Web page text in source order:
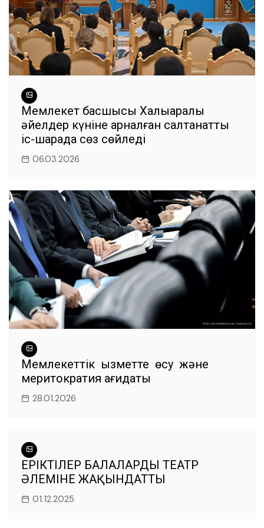
Мемлекет басшысы Халықаралық
әйелдер күніне арналған салтанатты
іс-шарада сөз сөйледі
06.03.2026
Мемлекеттік қызметте өсу және
меритократия қағидаты
28.01.2026
ЕРІКТІЛЕР БАЛАЛАРДЫ ТЕАТР
ӘЛЕМІНЕ ЖАҚЫНДАТТЫ
01.12.2025